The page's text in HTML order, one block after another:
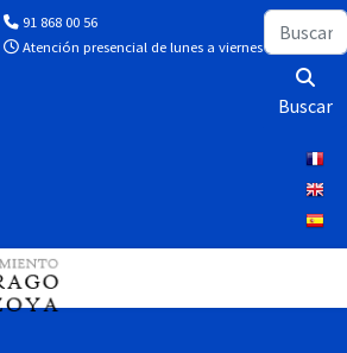
91 868 00 56
Atención presencial de lunes a viernes de 10:00 a
Buscar
Buscar